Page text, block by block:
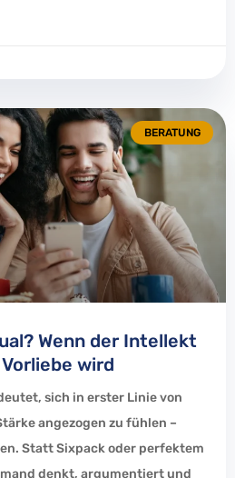
BERATUNG
Wenn der Intellekt
wird
sich in erster Linie von
angezogen zu fühlen –
Statt Sixpack oder perfektem
denkt, argumentiert und